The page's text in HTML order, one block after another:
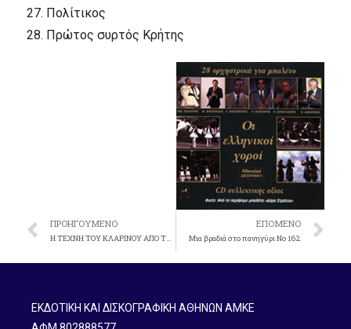
27. Πολίτικος
28. Πρώτος συρτός Kρήτης
ΠΡΟΗΓΟΎΜΕΝΟ
Η ΤΕΧΝΗ ΤΟΥ ΚΛΑΡΙΝΟΥ ΑΠΟ ΤΡΕΙΣ ΜΕΓΑΛΟΥΣ ΣΟΛΙΣΤΕΣ No 158
ΕΠΌΜΕΝΟ
Mια βραδιά στο πανηγύρι No 162
ΕΚΔΟΤΙΚΗ ΚΑΙ ΔΙΣΚΟΓΡΑΦΙΚΗ ΑΘΗΝΩΝ ΑΜΚΕ